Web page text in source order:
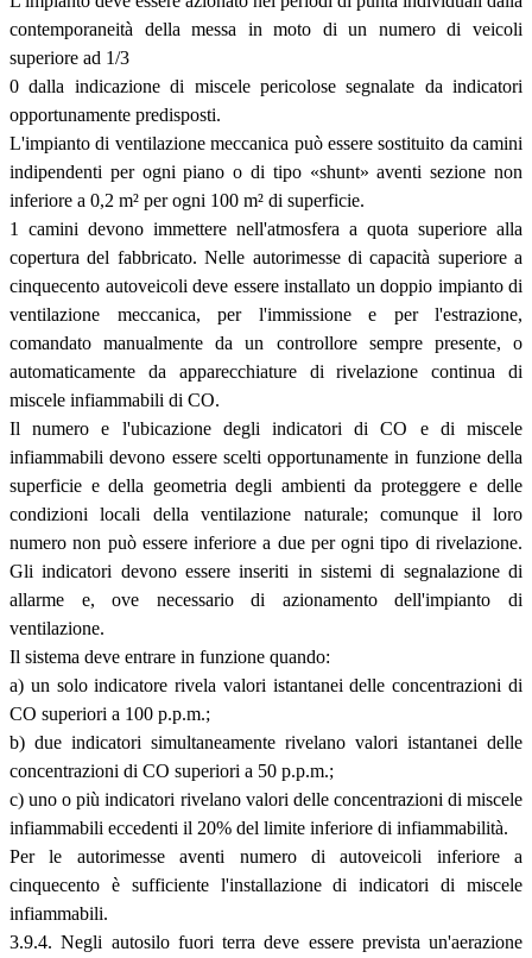
contemporaneità della messa in moto di un numero di veicoli
superiore ad 1/3
0 dalla indicazione di miscele pericolose segnalate da indicatori
opportunamente predisposti.
L'impianto di ventilazione meccanica può essere sostituito da camini
indipendenti per ogni piano o di tipo «shunt» aventi sezione non
inferiore a 0,2 m² per ogni 100 m² di superficie.
1 camini devono immettere nell'atmosfera a quota superiore alla
copertura del fabbricato. Nelle autorimesse di capacità superiore a
cinquecento autoveicoli deve essere installato un doppio impianto di
ventilazione meccanica, per l'immissione e per l'estrazione,
comandato manualmente da un controllore sempre presente, o
automaticamente da apparecchiature di rivelazione continua di
miscele infiammabili di CO.
Il numero e l'ubicazione degli indicatori di CO e di miscele
infiammabili devono essere scelti opportunamente in funzione della
superficie e della geometria degli ambienti da proteggere e delle
condizioni locali della ventilazione naturale; comunque il loro
numero non può essere inferiore a due per ogni tipo di rivelazione.
Gli indicatori devono essere inseriti in sistemi di segnalazione di
allarme e, ove necessario di azionamento dell'impianto di
ventilazione.
Il sistema deve entrare in funzione quando:
a) un solo indicatore rivela valori istantanei delle concentrazioni di
CO superiori a 100 p.p.m.;
b) due indicatori simultaneamente rivelano valori istantanei delle
concentrazioni di CO superiori a 50 p.p.m.;
c) uno o più indicatori rivelano valori delle concentrazioni di miscele
infiammabili eccedenti il 20% del limite inferiore di infiammabilità.
Per le autorimesse aventi numero di autoveicoli inferiore a
cinquecento è sufficiente l'installazione di indicatori di miscele
infiammabili.
3.9.4. Negli autosilo fuori terra deve essere prevista un'aerazione